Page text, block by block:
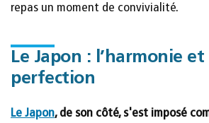
repas un moment de convivialité.
Le Japon : l’harmonie et
perfection
Le Japon, de son côté, s'est imposé